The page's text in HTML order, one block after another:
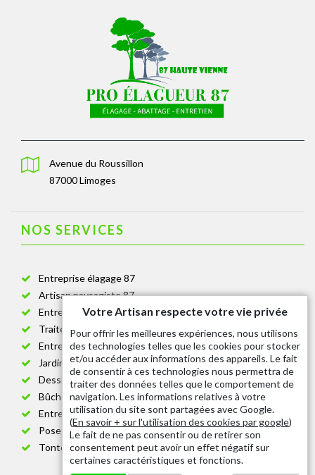
Avenue du Roussillon
87000 Limoges
NOS SERVICES
Entreprise élagage 87
Artisan paysagiste 87
Entreprise de jardinage 87
Traitement anti-chenille 87
Entreprise abattage arbre 87
Jardinier taille de haie 87
Dessouchage arbre et haie 87
Bûcheron 87
Entretien espace vert cimetière 87
Pose et changement grillage et clôture 87
Tonte de pelouse 87
Votre Artisan respecte votre vie privée
Pour offrir les meilleures expériences, nous utilisons
des technologies telles que les cookies pour stocker
et/ou accéder aux informations des appareils. Le fait
de consentir à ces technologies nous permettra de
traiter des données telles que le comportement de
navigation. Les informations relatives à votre
utilisation du site sont partagées avec Google.
(En savoir + sur l'utilisation des cookies par google)
Le fait de ne pas consentir ou de retirer son
consentement peut avoir un effet négatif sur
certaines caractéristiques et fonctions.